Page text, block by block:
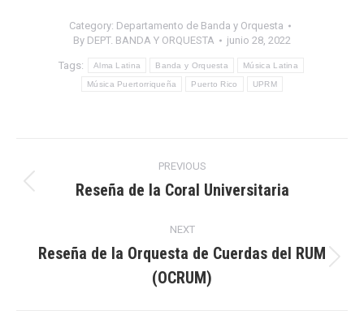
Category: Departamento de Banda y Orquesta
By DEPT. BANDA Y ORQUESTA junio 28, 2022
Tags: Alma Latina Banda y Orquesta Música Latina
Música Puertorriqueña Puerto Rico UPRM
navigation
PREVIOUS
Previous
Reseña de la Coral Universitaria
NEXT
post:
Reseña de la Orquesta de Cuerdas del RUM
(OCRUM)